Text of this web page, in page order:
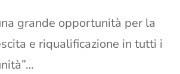
grande opportunità per la
e riqualificazione in tutti i